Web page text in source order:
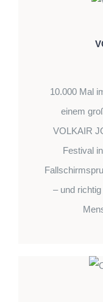
10.000 Mal
einem
VOLKAIR
Festival
– und